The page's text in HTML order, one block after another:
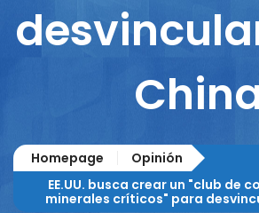
Homepage
Opinión
EE.UU. busca crear un "club de
minerales críticos" para